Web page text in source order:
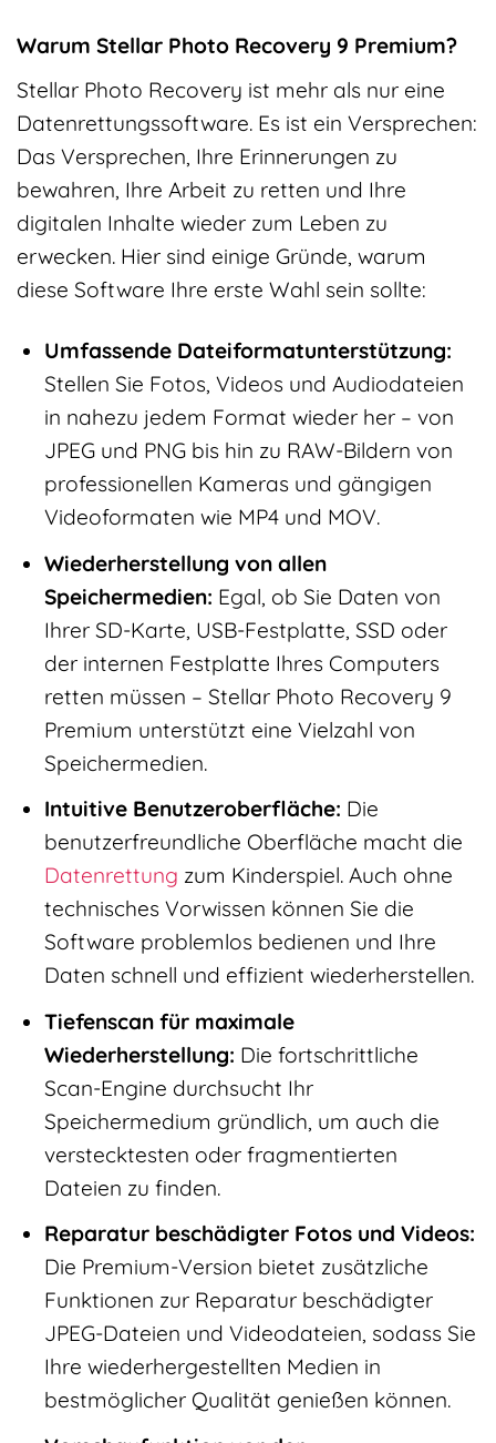
Warum Stellar Photo Recovery 9 Premium?
Stellar Photo Recovery ist mehr als nur eine
Datenrettungssoftware. Es ist ein Versprechen:
Das Versprechen, Ihre Erinnerungen zu
bewahren, Ihre Arbeit zu retten und Ihre
digitalen Inhalte wieder zum Leben zu
erwecken. Hier sind einige Gründe, warum
diese Software Ihre erste Wahl sein sollte:
Umfassende Dateiformatunterstützung:
Stellen Sie Fotos, Videos und Audiodateien
in nahezu jedem Format wieder her – von
JPEG und PNG bis hin zu RAW-Bildern von
professionellen Kameras und gängigen
Videoformaten wie MP4 und MOV.
Wiederherstellung von allen
Speichermedien: Egal, ob Sie Daten von
Ihrer SD-Karte, USB-Festplatte, SSD oder
der internen Festplatte Ihres Computers
retten müssen – Stellar Photo Recovery 9
Premium unterstützt eine Vielzahl von
Speichermedien.
Intuitive Benutzeroberfläche: Die
benutzerfreundliche Oberfläche macht die
Datenrettung zum Kinderspiel. Auch ohne
technisches Vorwissen können Sie die
Software problemlos bedienen und Ihre
Daten schnell und effizient wiederherstellen.
Tiefenscan für maximale
Wiederherstellung: Die fortschrittliche
Scan-Engine durchsucht Ihr
Speichermedium gründlich, um auch die
verstecktesten oder fragmentierten
Dateien zu finden.
Reparatur beschädigter Fotos und Videos:
Die Premium-Version bietet zusätzliche
Funktionen zur Reparatur beschädigter
JPEG-Dateien und Videodateien, sodass Sie
Ihre wiederhergestellten Medien in
bestmöglicher Qualität genießen können.